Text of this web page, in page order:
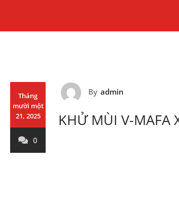
Tháng
mười một
21, 2025
0
By admin
KHỬ MÙI V-MAFA